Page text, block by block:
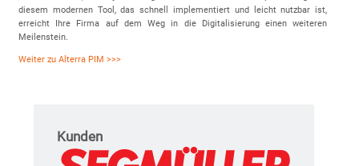
diesem modernen Tool, das schnell implementiert und leicht nutzbar ist,
erreicht Ihre Firma auf dem Weg in die Digitalisierung einen weiteren
Meilenstein.
Weiter zu Alterra PIM >>>
Kunden